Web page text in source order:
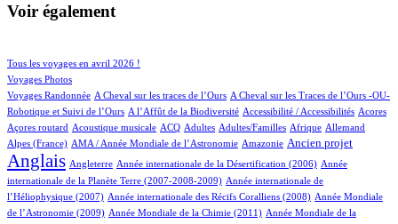
Voir également
Tous les voyages en avril 2026 !
108/755
Voyages Photos
92/755
Voyages Randonnée
4/755 A Cheval sur les traces de l’Ours
4/755
A Cheval sur les Traces de l’Ours -OU-
Robotique et Suivi de l’Ours
3/755 A l’Affût de la Biodiversité
1/755 Accessibilité / Accessibilités
4/755 Acores
1/755
Açores routard
2/755 Acoustique musicale
47/755 ACQ
26/755 Adultes
11/755 Adultes/Familles
2/755 Afrique
48/755 Allemand
23/755
Alpes (France)
13/755 AMA / Année Mondiale de l’Astronomie
7/755 Amazonie
243/755 Ancien projet
578/755
Anglais
60/755 Angleterre
6/755 Année internationale de la Désertification (2006)
14/755
Année
internationale de la Planète Terre (2007-2008-2009)
4/755
Année internationale de
l’Héliophysique (2007)
1/755 Année internationale des Récifs Coralliens (2008)
12/755
Année Mondiale
de l’Astronomie (2009)
2/755 Année Mondiale de la Chimie (2011)
15/755
Année Mondiale de la